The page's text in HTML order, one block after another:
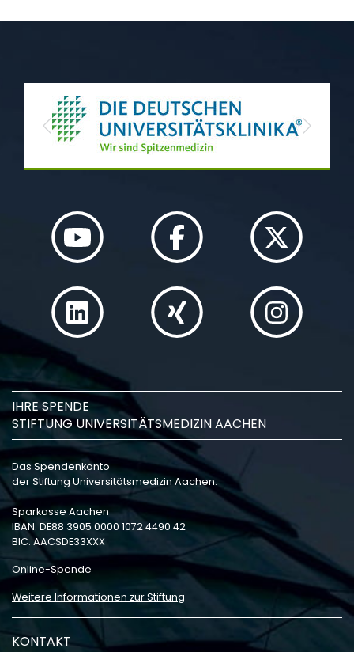
Previous Next
IHRE SPENDE
STIFTUNG UNIVERSITÄTSMEDIZIN AACHEN
Das Spendenkonto
der Stiftung Universitätsmedizin Aachen:
Sparkasse Aachen
IBAN: DE88 3905 0000 1072 4490 42
BIC: AACSDE33XXX
Online-Spende
Weitere Informationen zur Stiftung
KONTAKT